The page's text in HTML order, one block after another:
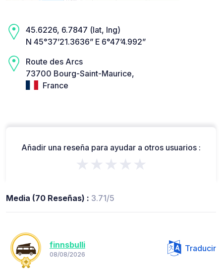
45.6226, 6.7847 (lat, lng)
N 45°37’21.3636” E 6°47’4.992”
Route des Arcs
73700 Bourg-Saint-Maurice,
France
Añadir una reseña para ayudar a otros usuarios :
★★★★★
Media (70 Reseñas) : 3.71/5
finnsbulli
08/08/2026
Traducir